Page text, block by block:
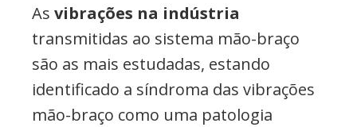
As vibrações na indústria
transmitidas ao sistema mão-braço
são as mais estudadas, estando
identificado a síndroma das vibrações
mão-braço como uma patologia